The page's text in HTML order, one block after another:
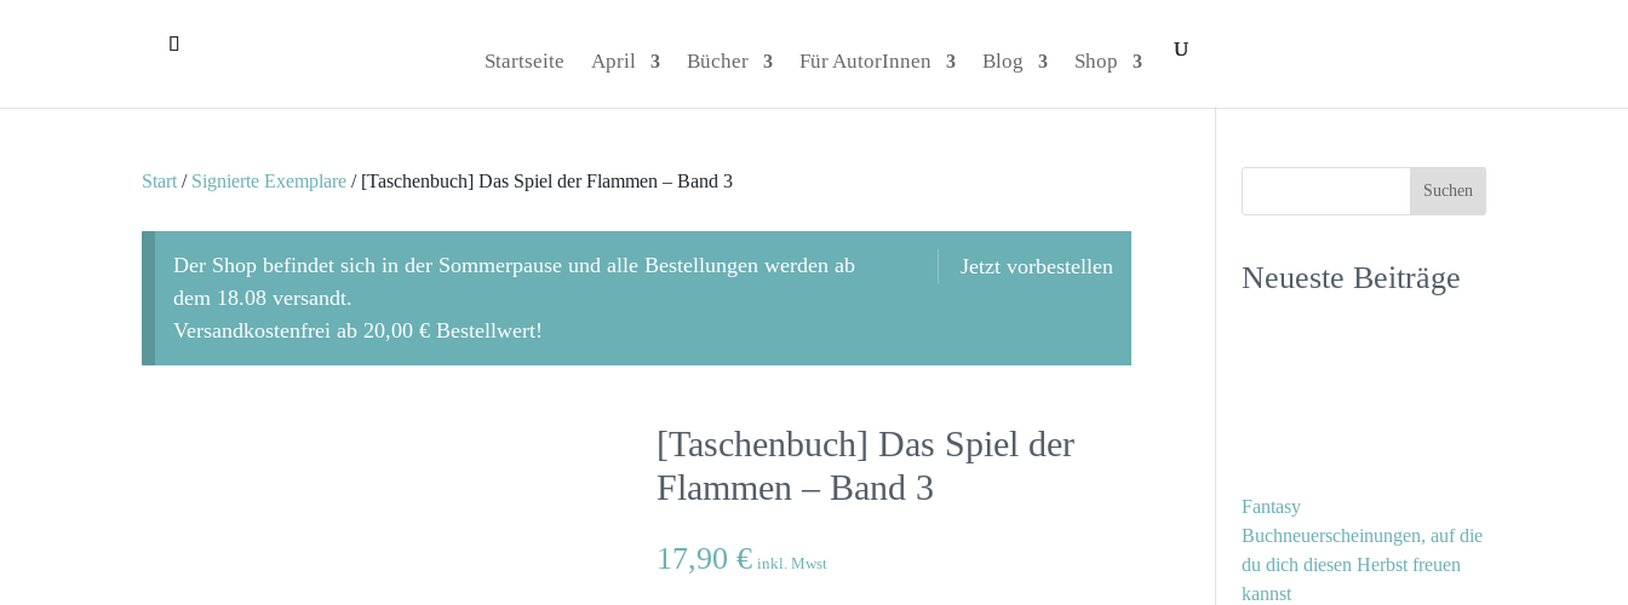
Startseite April Bücher Für AutorInnen Blog Shop
Start / Signierte Exemplare / [Taschenbuch] Das Spiel der Flammen – Band 3
Jetzt vorbestellen
Der Shop befindet sich in der Sommerpause und alle Bestellungen werden ab
dem 18.08 versandt.
Versandkostenfrei ab 20,00 € Bestellwert!
[Taschenbuch] Das Spiel der
Flammen – Band 3
17,90 € inkl. Mwst
Neueste Beiträge
Fantasy
Buchneuerscheinungen, auf die
du dich diesen Herbst freuen
kannst